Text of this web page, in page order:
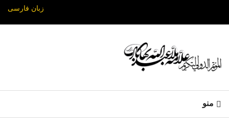
زبان فارسی
منو